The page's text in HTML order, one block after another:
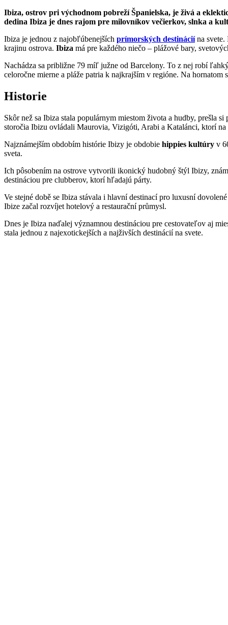
Ibiza, ostrov pri východnom pobreží Španielska, je živá a
dedina Ibiza je dnes rajom pre milovníkov večierkov, slnka a
Ibiza je jednou z najobľúbenejších prímorských destináciína svete.
krajinu ostrova. Ibiza má pre každého niečo – plážové bary,
Nachádza sa približne 79 míľ južne od Barcelony. To z nej robí
celoročne mierne a pláže patria k najkrajším v regióne. Na
Historie
Skôr než sa Ibiza stala populárnym miestom života a hudby, prešla
storočia Ibizu ovládali Maurovia, Vizigóti, Arabi a Katalánci, ktorí na
Najznámejším obdobím histórie Ibizy je obdobie hippies kultúry v
sveta.
Ich pôsobením na ostrove vytvorili ikonický hudobný štýl Ibizy,
destináciou pre clubberov, ktorí hľadajú párty.
Ve stejné době se Ibiza stávala i hlavní destinací pro luxusnídovolené
Ibize začal rozvíjet hotelový a restaurační průmysl.
Dnes je Ibiza naďalej významnou destináciou pre cestovateľov aj
stala jednou z najexotickejších a najživších destinácií na svete.